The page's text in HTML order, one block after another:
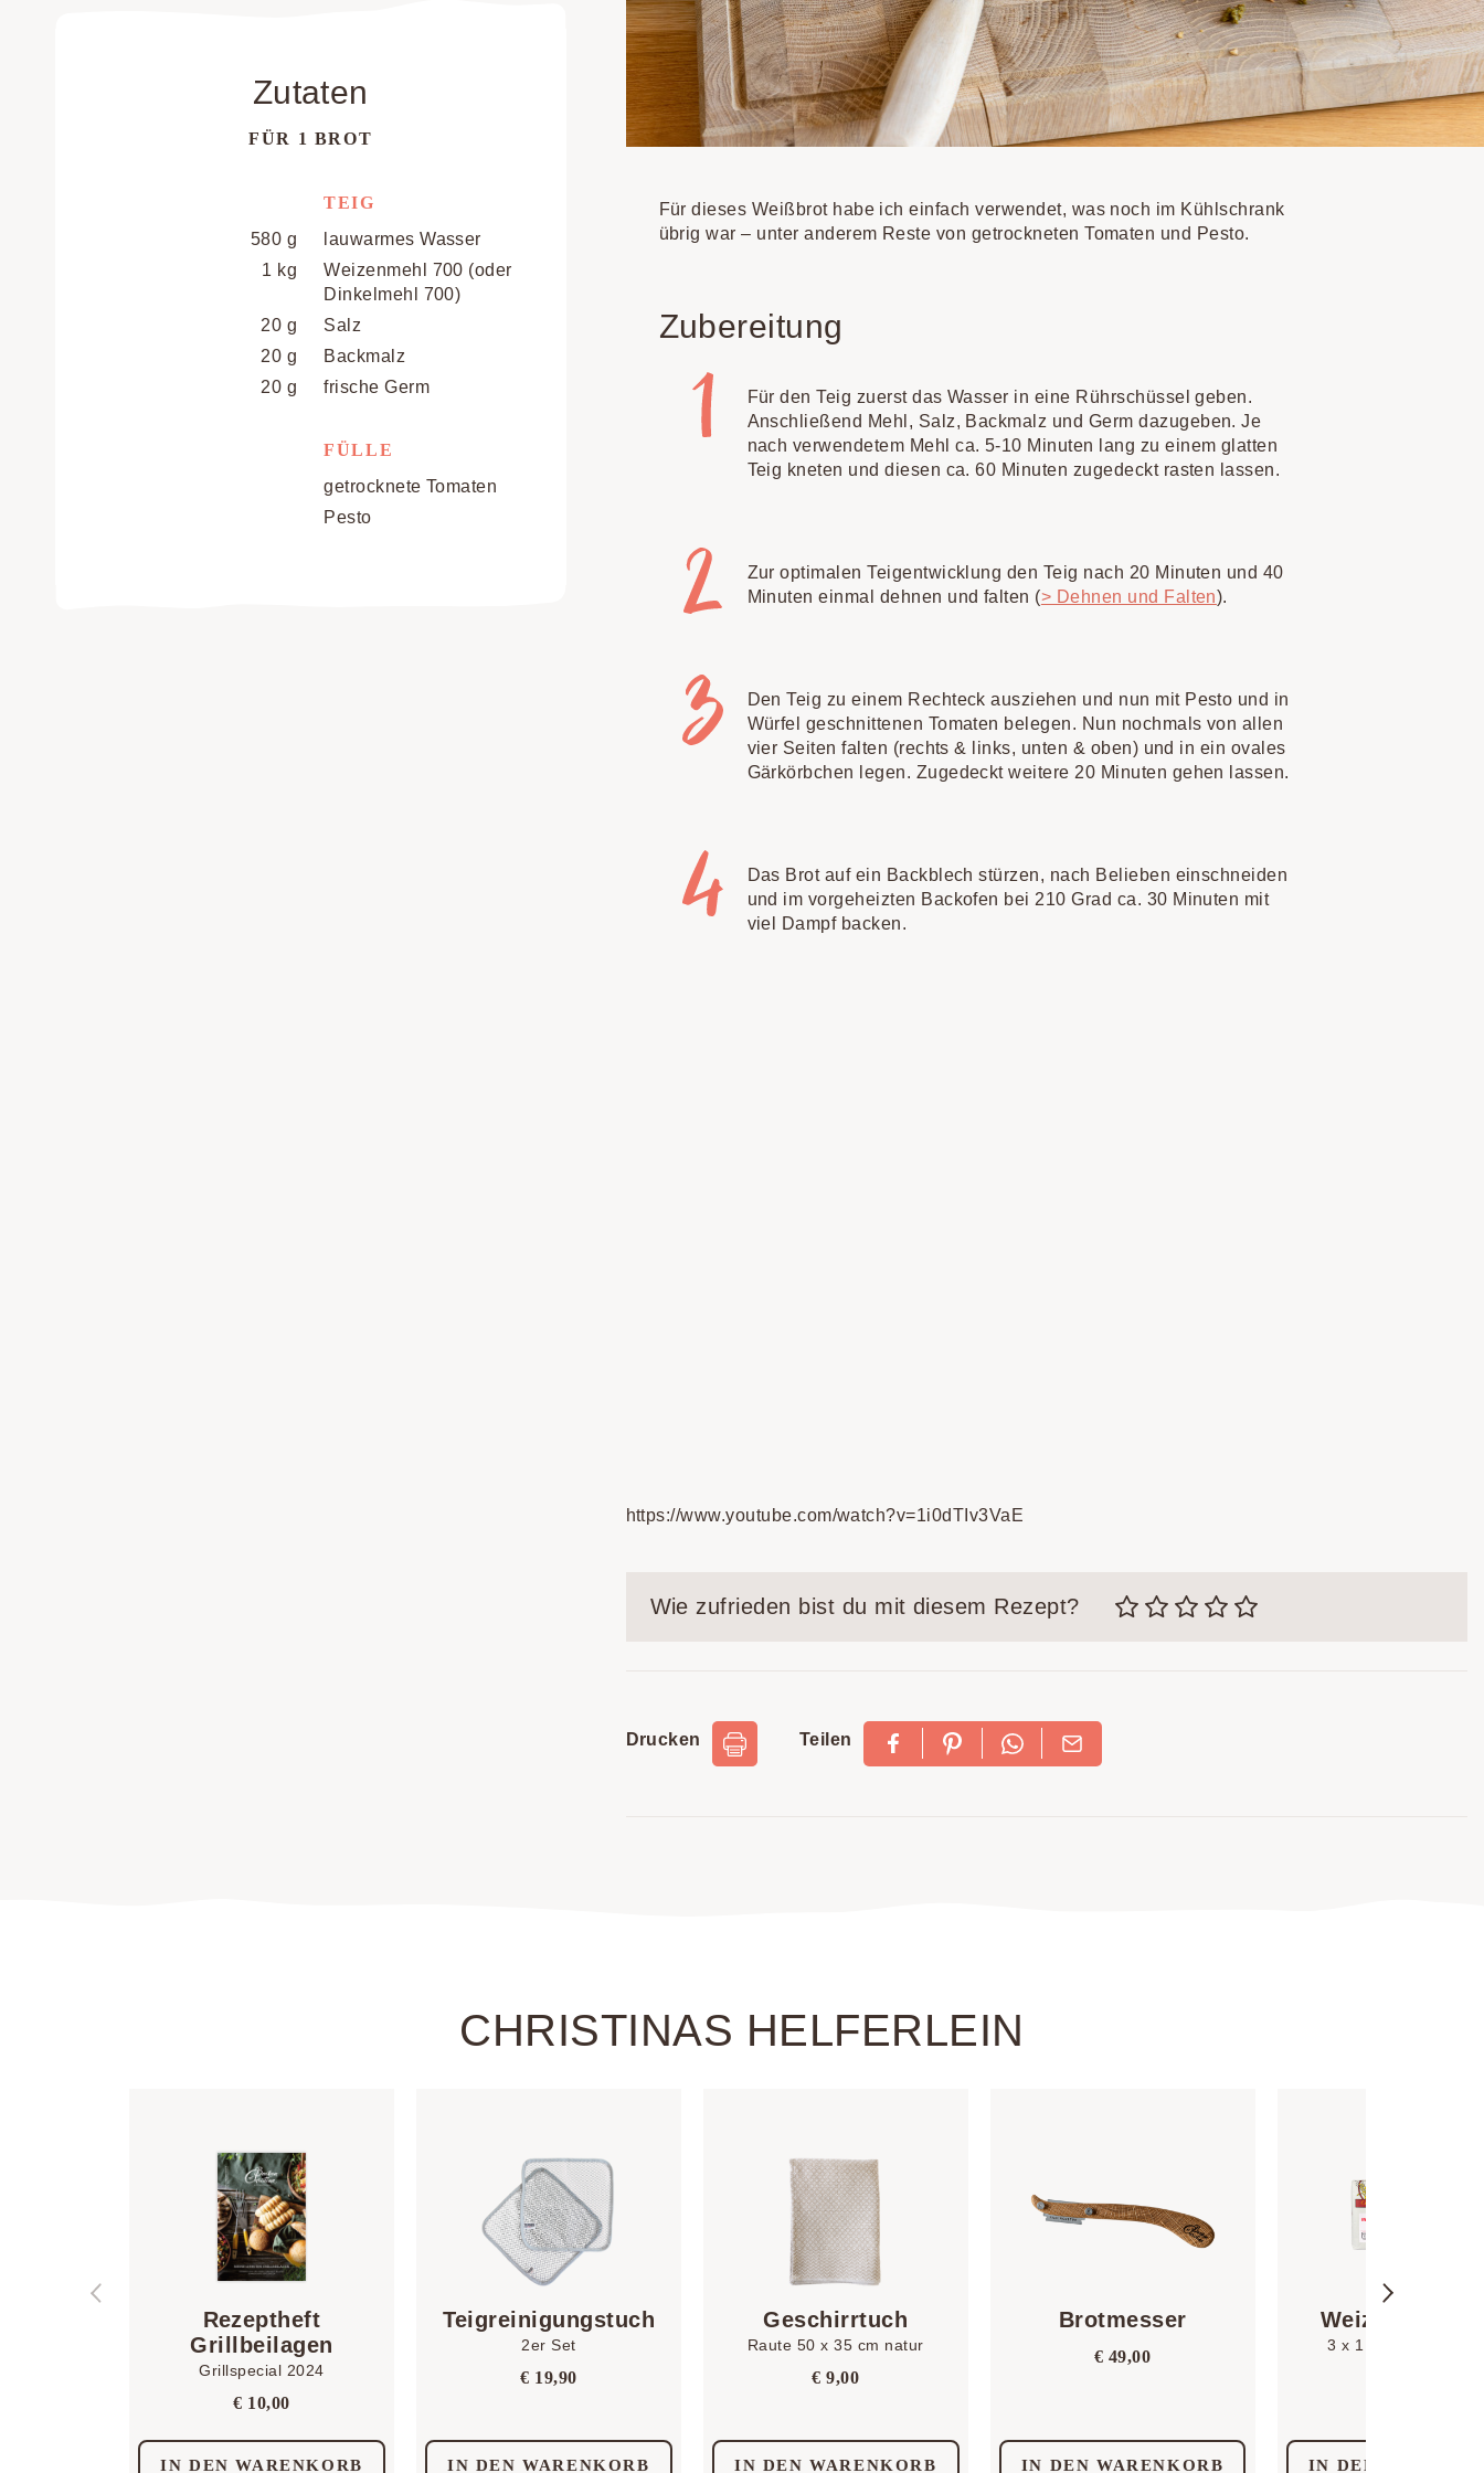
Zutaten
FÜR 1 BROT
TEIG
580 g
lauwarmes Wasser
1 kg
Weizenmehl 700 (oder
Dinkelmehl 700)
20 g
Salz
20 g
Backmalz
20 g
frische Germ
FÜLLE
getrocknete Tomaten
Pesto
Für dieses Weißbrot habe ich einfach verwendet, was noch im Kühlschrank
übrig war – unter anderem Reste von getrockneten Tomaten und Pesto.
Zubereitung
Für den Teig zuerst das Wasser in eine Rührschüssel geben.
Anschließend Mehl, Salz, Backmalz und Germ dazugeben. Je
nach verwendetem Mehl ca. 5-10 Minuten lang zu einem glatten
Teig kneten und diesen ca. 60 Minuten zugedeckt rasten lassen.
Zur optimalen Teigentwicklung den Teig nach 20 Minuten und 40
Minuten einmal dehnen und falten (> Dehnen und Falten).
Den Teig zu einem Rechteck ausziehen und nun mit Pesto und in
Würfel geschnittenen Tomaten belegen. Nun nochmals von allen
vier Seiten falten (rechts & links, unten & oben) und in ein ovales
Gärkörbchen legen. Zugedeckt weitere 20 Minuten gehen lassen.
Das Brot auf ein Backblech stürzen, nach Belieben einschneiden
und im vorgeheizten Backofen bei 210 Grad ca. 30 Minuten mit
viel Dampf backen.
https://www.youtube.com/watch?v=1i0dTIv3VaE
Wie zufrieden bist du mit diesem Rezept?
Drucken Teilen
CHRISTINAS HELFERLEIN
Rezeptheft
Grillbeilagen
Grillspecial 2024
€ 10,00
IN DEN WARENKORB
Teigreinigungstuch
2er Set
€ 19,90
IN DEN WARENKORB
Geschirrtuch
Raute 50 x 35 cm natur
€ 9,00
IN DEN WARENKORB
Brotmesser
€ 49,00
IN DEN WARENKORB
Weizenmehl
3 x 1 kg |
IN DEN